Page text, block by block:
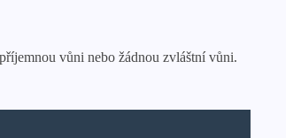
vůni nebo žádnou zvláštní vůni.